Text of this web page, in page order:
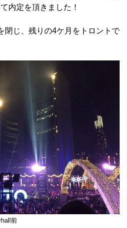
内定を頂きました！
閉じ、残りの4ケ月をトロントで
前